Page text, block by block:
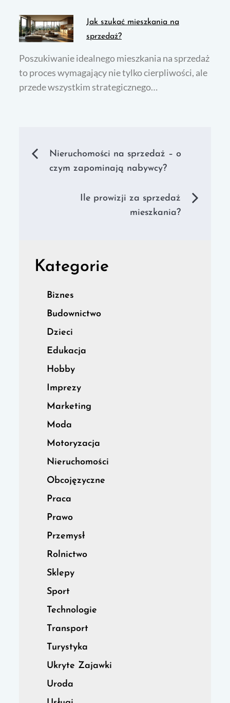
Jak szukać mieszkania na
sprzedaż?
Poszukiwanie idealnego mieszkania na sprzedaż
to proces wymagający nie tylko cierpliwości, ale
przede wszystkim strategicznego…
Nawigacja
Nieruchomości na sprzedaż – o
czym zapominają nabywcy?
Ile prowizji za sprzedaż
mieszkania?
Kategorie
Biznes
Budownictwo
Dzieci
Edukacja
Hobby
Imprezy
Marketing
Moda
Motoryzacja
Nieruchomości
Obcojęzyczne
Praca
Prawo
Przemysł
Rolnictwo
Sklepy
Sport
Technologie
Transport
Turystyka
Ukryte Zajawki
Uroda